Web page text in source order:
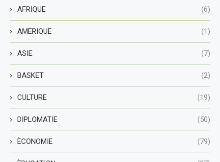
AFRIQUE (6)
AMERIQUE (1)
ASIE (7)
BASKET (2)
CULTURE (19)
DIPLOMATIE (50)
ÈCONOMIE (79)